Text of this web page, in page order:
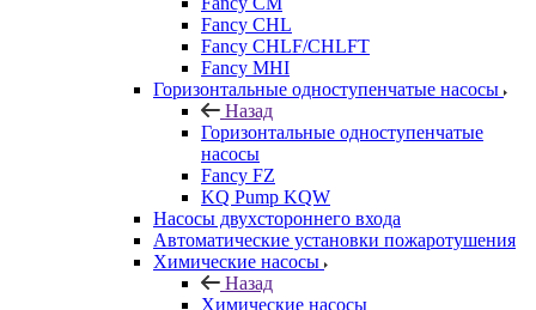
Fancy CHL
Fancy CHLF/CHLFT
Fancy MHI
Горизонтальные одноступенчатые насосы
Назад
Горизонтальные одноступенчатые
насосы
Fancy FZ
KQ Pump KQW
Насосы двухстороннего входа
Автоматические установки пожаротушения
Химические насосы
Назад
Химические насосы